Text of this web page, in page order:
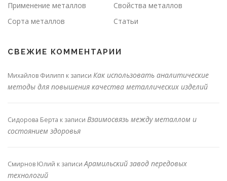
Применение металлов
Свойства металлов
Сорта металлов
Статьи
СВЕЖИЕ КОММЕНТАРИИ
Михайлов Филипп к записи Как использовать аналитические
методы для повышения качества металлических изделий
Сидорова Берта к записи Взаимосвязь между металлом и
состоянием здоровья
Смирнов Юлий к записиАрамильский завод передовых
технологий